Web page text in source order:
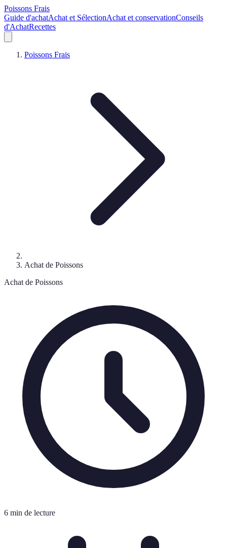
Poissons Frais
Guide d'achatAchat et SélectionAchat et conservationConseils
d'AchatRecettes
Poissons Frais
Achat de Poissons
Achat de Poissons
6 min de lecture